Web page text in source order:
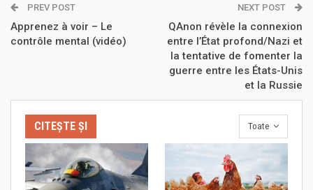
PREV POST
Apprenez à voir – Le
contrôle mental (vidéo)
NEXT POST
QAnon révèle la connexion
entre l’État profond/Nazi et
la tentative de fomenter la
guerre entre les États-Unis
et la Russie
Toate
CITEȘTE ȘI